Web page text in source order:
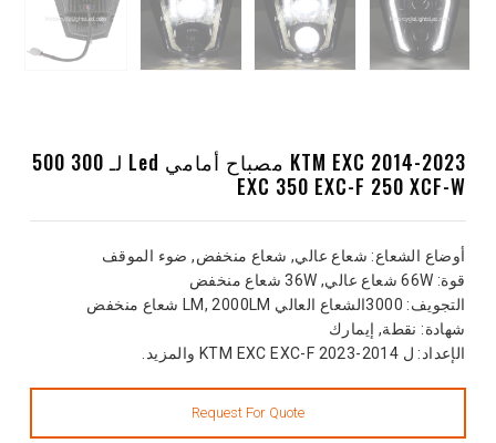
2014-2023 KTM EXC مصباح أمامي Led لـ 300 500
EXC 350 EXC-F 250 XCF-W
أوضاع الشعاع: شعاع عالي, شعاع منخفض, ضوء الموقف
قوة: 66W شعاع عالي, 36W شعاع منخفض
التجويف: 3000الشعاع العالي LM, 2000LM شعاع منخفض
شهادة: نقطة, إيمارك
الإعداد : ل 2014-2023 KTM EXC EXC-F والمزيد.